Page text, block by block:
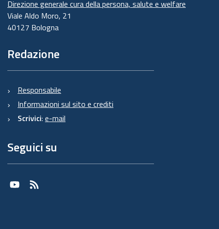
Direzione generale cura della persona, salute e welfare
Viale Aldo Moro, 21
40127 Bologna
Redazione
Responsabile
Informazioni sul sito e crediti
Scrivici: e-mail
Seguici su
Youtube
RSS